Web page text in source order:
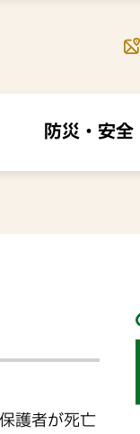
防災・安全
護者が死亡